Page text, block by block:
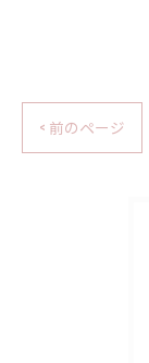
< 前のページ